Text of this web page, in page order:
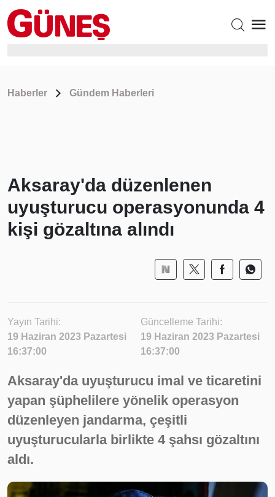
Haberler Gündem Haberleri
Aksaray'da düzenlenen
uyuşturucu operasyonunda 4
kişi gözaltına alındı
Yayın Tarihi:
19 Haziran 2023 Pazartesi
16:37:00
Güncelleme Tarihi:
19 Haziran 2023 Pazartesi
16:37:00
Aksaray'da uyuşturucu imal ve ticaretini
yapan şüphelilere yönelik operasyon
düzenleyen jandarma, çeşitli
uyuşturucularla birlikte 4 şahsı gözaltını
aldı.